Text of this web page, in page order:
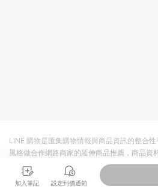
加入筆記 設定到價通知
LINE 購物是匯集購物情報與商品資訊的整合
風格做合作網路商家的延伸商品推薦，商品資
商品至各合作網路商家，確認現售價與購物
準。